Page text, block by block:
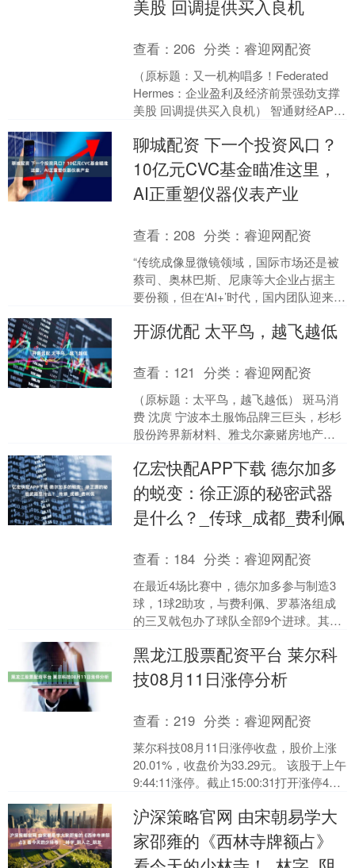
美股 回调提供买入良机
查看：206 分类：睿迎网配资
（原标题：又一机构唱多！Federated
Hermes：企业盈利及经济前景强劲支撑
美股 回调提供买入良机） 智通财经APP
聊城配资 下一个投资风口？
10亿元CVC基金瞄准这里，
AI正重塑仪器仪表产业
查看：208 分类：睿迎网配资
“传统成像显微镜领域，国际市场还是被
蔡司、奥林巴斯、尼康等大企业占据主
要份额，但在‘AI+’时代，国内团队迎来新
大有作为。....
开源优配 太平鸟，越飞越低
查看： 121 分类：睿迎网配资
（原标题：太平鸟，越飞越低） 斑马消
费 沈庹 宁波本土服饰品牌三巨头，杉杉
股份跨界新材料、雅戈尔豪赌房地产，
也过得并不尽人意。....
亿宏快配APP下载 德尔加多
的蜕变：徐正源的秘密武器
是什么？_传球_成都_费利佩
查看： 184 分类：睿迎网配资
在最近4场比赛中，德尔加多参与制造3
球，1球2助攻，与费利佩、罗慕洛组成
的三叉戟包办了球队全部9个进球。其中
助攻，直接推动球队....
黑龙江股票配资平台 莱尔科
技08月11日涨停分析
查看：219 分类：睿迎网配资
莱尔科技08月11日涨停收盘，股价上涨
20.01%，收盘价为33.29元。 该股于上午
9:44:11涨停。截止15:00:31打开涨停4
沪深策略官网 由宋朝易学大
家邵雍的《西林寺牌额占》